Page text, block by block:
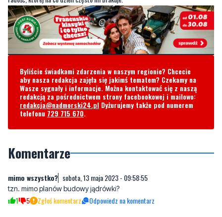
Byliście świadkami zdarzenia w naszym regionie? Chcecie
aby nasza redakcja zajęła się jakimś tematem? Czekamy na
Wasze sygnały i informacje. Można kontaktować się z naszą
redakcja@nadmorski24.plDyżurujemy także pod numerem
telefonu729 715 670.
Komentarze
tzn. mimo planów budowy jądrówki?
Krystian sobota, 13 maja 2023 - 10:50:47
Dzieci i młodzież uczestniczą w warsztatach terapii zajęciowej?!?!